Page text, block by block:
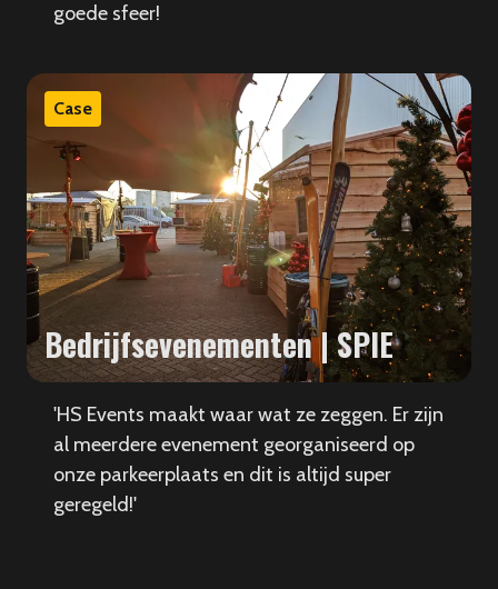
goede sfeer!
Case
Bedrijfsevenementen | SPIE
'HS Events maakt waar wat ze zeggen. Er zijn
al meerdere evenement georganiseerd op
onze parkeerplaats en dit is altijd super
geregeld!'